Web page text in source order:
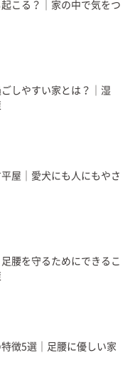
こる？｜家の中で気をつ
しやすい家とは？｜湿
屋｜愛犬にも人にもやさ
腰を守るためにできるこ
徴5選｜足腰に優しい家